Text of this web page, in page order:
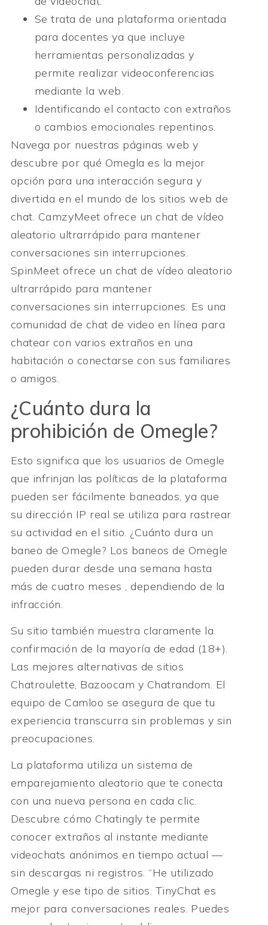
Se trata de una plataforma orientada
para docentes ya que incluye
herramientas personalizadas y
permite realizar videoconferencias
mediante la web.
Identificando el contacto con extraños
o cambios emocionales repentinos.
Navega por nuestras páginas web y
descubre por qué Omegla es la mejor
opción para una interacción segura y
divertida en el mundo de los sitios web de
chat. CamzyMeet ofrece un chat de vídeo
aleatorio ultrarrápido para mantener
conversaciones sin interrupciones.
SpinMeet ofrece un chat de vídeo aleatorio
ultrarrápido para mantener
conversaciones sin interrupciones. Es una
comunidad de chat de video en línea para
chatear con varios extraños en una
habitación o conectarse con sus familiares
o amigos.
¿Cuánto dura la
prohibición de Omegle?
Esto significa que los usuarios de Omegle
que infrinjan las políticas de la plataforma
pueden ser fácilmente baneados, ya que
su dirección IP real se utiliza para rastrear
su actividad en el sitio. ¿Cuánto dura un
baneo de Omegle? Los baneos de Omegle
pueden durar desde una semana hasta
más de cuatro meses , dependiendo de la
infracción.
Su sitio también muestra claramente la
confirmación de la mayoría de edad (18+).
Las mejores alternativas de sitios
Chatroulette, Bazoocam y Chatrandom. El
equipo de Camloo se asegura de que tu
experiencia transcurra sin problemas y sin
preocupaciones.
La plataforma utiliza un sistema de
emparejamiento aleatorio que te conecta
con una nueva persona en cada clic.
Descubre cómo Chatingly te permite
conocer extraños al instante mediante
videochats anónimos en tiempo actual —
sin descargas ni registros. “He utilizado
Omegle y ese tipo de sitios. TinyChat es
mejor para conversaciones reales. Puedes